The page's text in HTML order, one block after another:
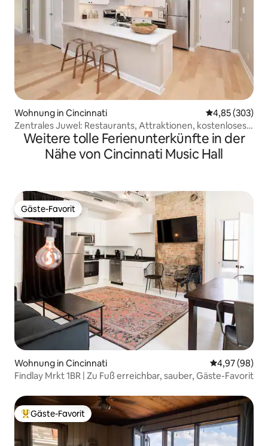
Wohnung in Cincinnati
4,85 (303)
Zentrales Juwel: Restaurants, Attraktionen, kostenloses
Parken
Weitere tolle Ferienunterkünfte in der
Nähe von Cincinnati Music Hall
Gäste-Favorit
Gäste-Favorit
Wohnung in Cincinnati
4,97 (98)
Findlay Mrkt 1BR | Zu Fuß erreichbar, sauber, Gäste-Favorit
Beliebter Gäste-Favorit.
Gäste-Favorit